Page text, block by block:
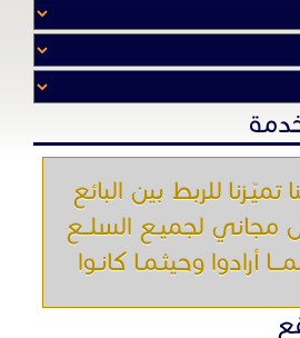
تميّـزنا للربط بين البائع
مجاني لجميـع السلــع
أرادوا وحيثـمـا كانـوا